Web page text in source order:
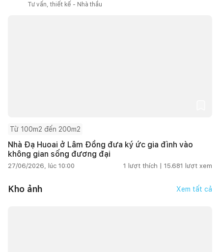
Tư vấn, thiết kế - Nhà thầu
Từ 100m2 đến 200m2
Nhà Đạ Huoai ở Lâm Đồng đưa ký ức gia đình vào
không gian sống đương đại
27/06/2026, lúc 10:00 1 lượt thích | 15.681 lượt xem
Kho ảnh Xem tất cả